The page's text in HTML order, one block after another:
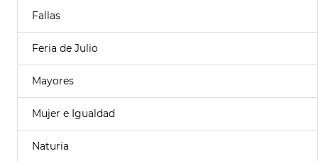
Fallas
Feria de Julio
Mayores
Mujer e Igualdad
Naturia